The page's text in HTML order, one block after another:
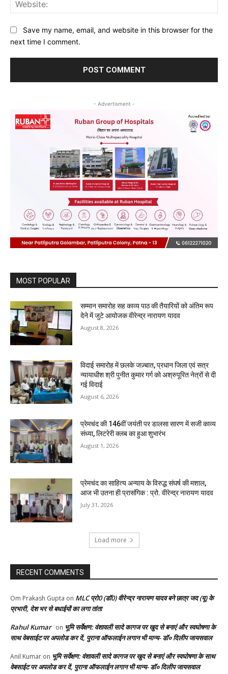
Save my name, email, and website in this browser for the
next time I comment.
- Advertisment -
MOST POPULAR
सम्मान समारोह सह काव्य पाठ की तैयारियों को अंतिम रूप
देने में जुटे आयोजक वीरेन्द्र नारायण यादव
August 8, 2026
विदाई समारोह में छलके जज़्बात, प्रधान जिला एवं सत्र
न्यायाधीश श्री पुनीत कुमार गर्ग को अश्रुपूरित नेत्रों से दी
गई विदाई
August 6, 2026
प्रेमचंद की 146वीं जयंती पर डालसा सारण में सजी काव्य
संध्या, लिटरेरी क्लब का हुआ शुभारंभ
August 1, 2026
प्रेमचंद का साहित्य अन्याय के विरुद्ध संघर्ष की मशाल,
आज भी उतना ही प्रासंगिक : प्रो. वीरेन्द्र नारायण यादव
July 31, 2026
Load more
RECENT COMMENTS
Om Prakash Gupta on MLC प्रो0 (डॉ0) वीरेन्द्र नारायण यादव बने छात्र जद (यू) के
प्रभारी, देश भर से बधाईयों का लगा तांता
Rahul Kumar on भूमि सर्वेक्षण: वंशावली सादे कागज पर खुद से बनाएं और स्वघोषणा के
साथ वेबसाईट पर अपलोड कर दें, पुराना ऑफलाईन लगान भी मान्य- डॉ० दिलीप जायसवाल
Anil Kumar on भूमि सर्वेक्षण: वंशावली सादे कागज पर खुद से बनाएं और स्वघोषणा के साथ
वेबसाईट पर अपलोड कर दें, पुराना ऑफलाईन लगान भी मान्य- डॉ० दिलीप जायसवाल